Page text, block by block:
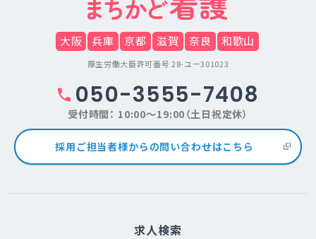
大阪 兵庫 京都 滋賀 奈良 和歌山
厚生労働大臣許可番号 28-ユー301023
050-3555-7408
受付時間： 10:00～19:00（土日祝定休）
採用ご担当者様からの問い合わせはこちら
求人検索